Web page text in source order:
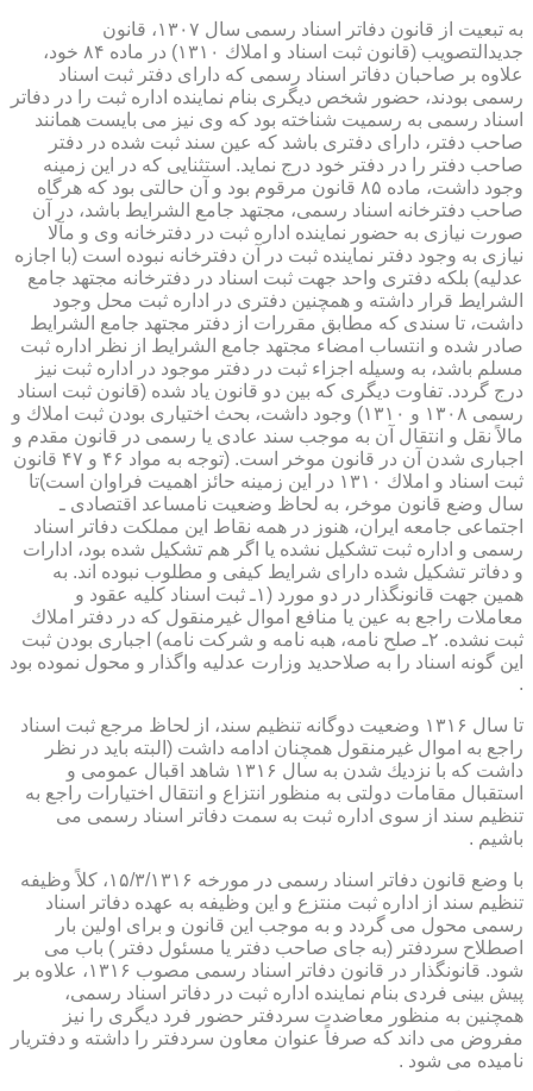
به تبعیت از قانون دفاتر اسناد رسمی سال ۱۳۰۷، قانون
جدیدالتصویب (قانون ثبت اسناد و املاك ۱۳۱۰) در ماده ۸۴ خود،
علاوه بر صاحبان دفاتر اسناد رسمی كه دارای دفتر ثبت اسناد
رسمی بودند، حضور شخص دیگری بنام نماینده اداره ثبت را در دفاتر
اسناد رسمی به رسمیت شناخته بود كه وی نیز می بایست همانند
صاحب دفتر، دارای دفتری باشد كه عین سند ثبت شده در دفتر
صاحب دفتر را در دفتر خود درج نماید. استثنایی كه در این زمینه
وجود داشت، ماده ۸۵ قانون مرقوم بود و آن حالتی بود كه هرگاه
صاحب دفترخانه اسناد رسمی، مجتهد جامع الشرایط باشد، در آن
صورت نیازی به حضور نماینده اداره ثبت در دفترخانه وی و مآلا
نیازی به وجود دفتر نماینده ثبت در آن دفترخانه نبوده است (با اجازه
عدلیه) بلكه دفتری واحد جهت ثبت اسناد در دفترخانه مجتهد جامع
الشرایط قرار داشته و همچنین دفتری در اداره ثبت محل وجود
داشت، تا سندی كه مطابق مقررات از دفتر مجتهد جامع الشرایط
صادر شده و انتساب امضاء مجتهد جامع الشرایط از نظر اداره ثبت
مسلم باشد، به وسیله اجزاء ثبت در دفتر موجود در اداره ثبت نیز
درج گردد. تفاوت دیگری كه بین دو قانون یاد شده (قانون ثبت اسناد
رسمی ۱۳۰۸ و ۱۳۱۰) وجود داشت، بحث اختیاری بودن ثبت املاك و
مالاً نقل و انتقال آن به موجب سند عادی یا رسمی در قانون مقدم و
اجباری شدن آن در قانون موخر است. (توجه به مواد ۴۶ و ۴۷ قانون
ثبت اسناد و املاك ۱۳۱۰ در این زمینه حائز اهمیت فراوان است)تا
سال وضع قانون موخر، به لحاظ وضعیت نامساعد اقتصادی ـ
اجتماعی جامعه ایران، هنوز در همه نقاط این مملكت دفاتر اسناد
رسمی و اداره ثبت تشكیل نشده یا اگر هم تشكیل شده بود، ادارات
و دفاتر تشكیل شده دارای شرایط كیفی و مطلوب نبوده اند. به
همین جهت قانونگذار در دو مورد (۱ـ ثبت اسناد كلیه عقود و
معاملات راجع به عین یا منافع اموال غیرمنقول كه در دفتر املاك
ثبت نشده. ۲ـ صلح نامه، هبه نامه و شركت نامه) اجباری بودن ثبت
این گونه اسناد را به صلاحدید وزارت عدلیه واگذار و محول نموده بود
.
تا سال ۱۳۱۶ وضعیت دوگانه تنظیم سند، از لحاظ مرجع ثبت اسناد
راجع به اموال غیرمنقول همچنان ادامه داشت (البته باید در نظر
داشت كه با نزدیك شدن به سال ۱۳۱۶ شاهد اقبال عمومی و
استقبال مقامات دولتی به منظور انتزاع و انتقال اختیارات راجع به
تنظیم سند از سوی اداره ثبت به سمت دفاتر اسناد رسمی می
باشیم .
با وضع قانون دفاتر اسناد رسمی در مورخه ۱۵/۳/۱۳۱۶، كلاً وظیفه
تنظیم سند از اداره ثبت منتزع و این وظیفه به عهده دفاتر اسناد
رسمی محول می گردد و به موجب این قانون و برای اولین بار
اصطلاح سردفتر (به جای صاحب دفتر یا مسئول دفتر ) باب می
شود. قانونگذار در قانون دفاتر اسناد رسمی مصوب ۱۳۱۶، علاوه بر
پیش بینی فردی بنام نماینده اداره ثبت در دفاتر اسناد رسمی،
همچنین به منظور معاضدت سردفتر حضور فرد دیگری را نیز
مفروض می داند كه صرفاً عنوان معاون سردفتر را داشته و دفتریار
نامیده می شود .